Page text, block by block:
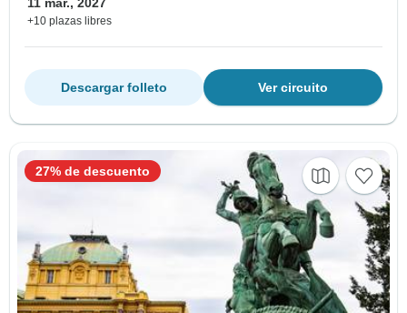
+10 plazas libres
Ver circuito
Descargar folleto
27% de descuento